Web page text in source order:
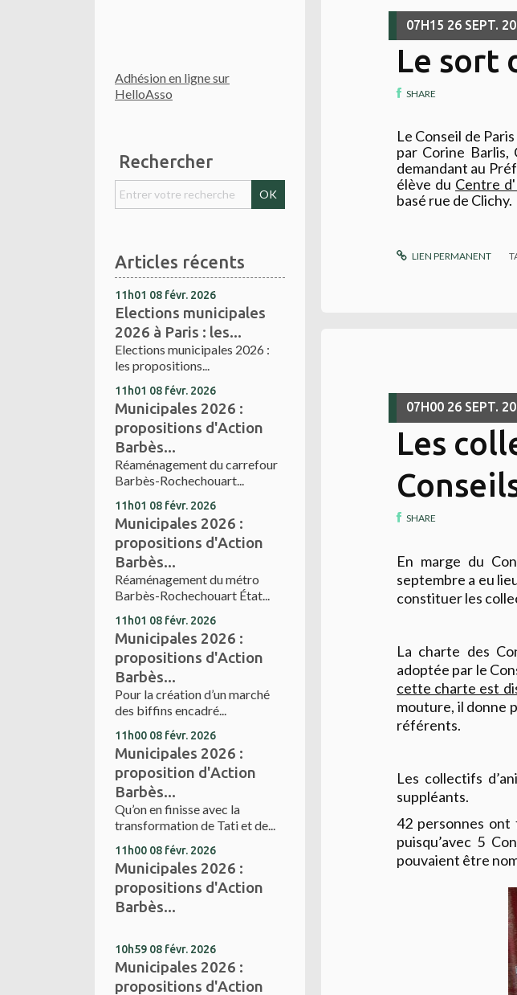
Adhésion en ligne sur
HelloAsso
Rechercher
Articles récents
11h01 08 févr. 2026
Elections municipales
2026 à Paris : les...
Elections municipales 2026 :
les propositions...
11h01 08 févr. 2026
Municipales 2026 :
propositions d'Action
Barbès...
Réaménagement du carrefour
Barbès-Rochechouart...
11h01 08 févr. 2026
Municipales 2026 :
propositions d'Action
Barbès...
Réaménagement du métro
Barbès-Rochechouart État...
11h01 08 févr. 2026
Municipales 2026 :
propositions d'Action
Barbès...
Pour la création d’un marché
des biffins encadré...
11h00 08 févr. 2026
Municipales 2026 :
proposition d'Action
Barbès...
Qu’on en finisse avec la
transformation de Tati et de...
11h00 08 févr. 2026
Municipales 2026 :
propositions d'Action
Barbès...
10h59 08 févr. 2026
Municipales 2026 :
propositions d'Action
07H15 26 SEPT.
Le sort
SHARE
Le Conseil de
par Corine Barlis,
demandant au
élève du Centre
basé rue de Clichy.
LIEN PERMANENT
07H00 26 SEPT.
Les
SHARE
En marge du
septembre a eu
constituer les
La charte des
adoptée par le
cette charte est
mouture, il donne
référents.
Les collectifs
suppléants.
42 personnes
puisqu’avec 5
pouvaient être